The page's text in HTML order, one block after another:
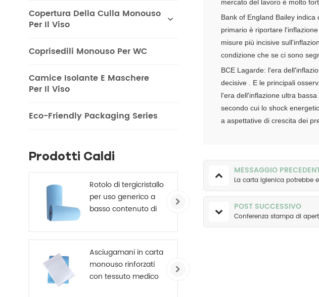
mercato del lavoro è molto
Bank of England Bailey indica
primario è riportare
misure più incisive
condizione che se ci sono
BCE Lagarde: l'era
decisive
. E le principali
l'era dell'inflazione ultra
secondo cui lo shock
a aspettative di crescita dei
MESSAGGIO
La carta igienica potrebbe
POST SUCCESSIVO
Conferenza stampa di
Copertura Della Culla Monouso
Per Il Viso
Coprisedili Monouso Per WC
Camice Isolante E Maschere
Per Il Viso
Eco-Friendly Packaging Series
Prodotti Caldi
Rotolo di tergicristallo
per uso generico a
basso contenuto di
x 70 m
Asciugamani in carta
monouso rinforzati
con tessuto medico